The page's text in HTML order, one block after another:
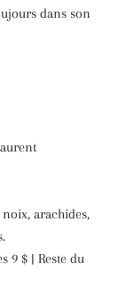
dans son
arachides,
9 $ | Reste du